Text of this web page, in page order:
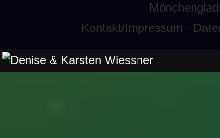
Kontakt/Impressum ·